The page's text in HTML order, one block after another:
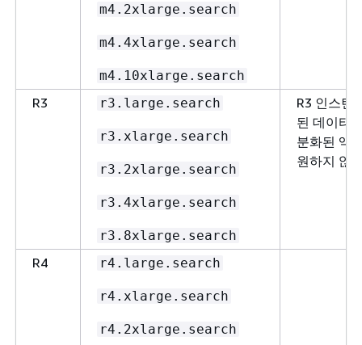
m4.2xlarge.search
m4.4xlarge.search
m4.10xlarge.search
R3 r3.large.search
r3.xlarge.search
r3.2xlarge.search
r3.4xlarge.search
r3.8xlarge.search
R3 인스턴
된 데이터
분화된 액
원하지 않
R4 r4.large.search
r4.xlarge.search
r4.2xlarge.search